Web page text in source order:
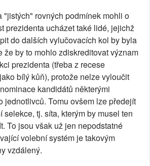
"jistých" rovných podmínek mohli o
prezidenta ucházet také lidé, jejichž
do dalších vylučovacích kol by byla
že by to mohlo zdiskreditovat význam
prezidenta (třeba z recese
bílý kůň), protože nelze vyloučit
kandidátů některými
jednotlivců. Tomu ovšem lze předejít
selekce, tj. síta, kterým by musel ten
To jsou však už jen nepodstatné
volební systém je takovým
vzdálený.